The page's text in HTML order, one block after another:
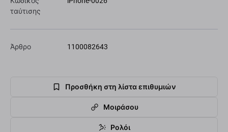
ταύτισης
Άρθρο 1100082643
Προσθήκη στη λίστα επιθυμιών
Μοιράσου
Ρολόι